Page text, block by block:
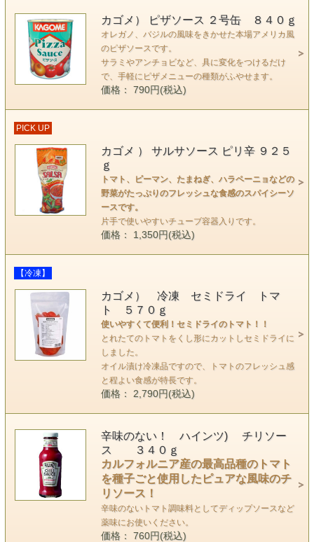
カゴメ） ピザソース ２号缶 ８４０ｇ
オレガノ、バジルの風味をきかせた本場アメリカ風
のピザソースです。
サラミやアンチョビなど、具に変化をつけるだけ
で、手軽にピザメニューの種類がふやせます。
価格： 790円(税込)
PICK UP
カゴメ ） サルサソース ピリ辛 ９２５
ｇ
トマト、ピーマン、たまねぎ、ハラペーニョなどの
野菜がたっぷりのフレッシュな食感のスパイシーソ
ースです。
片手で使いやすいチューブ容器入りです。
価格： 1,350円(税込)
【冷凍】
カゴメ） 冷凍 セミドライ トマ
ト ５７０ｇ
使いやすくて便利！セミドライのトマト！！
とれたてのトマトをくし形にカットしセミドライに
しました。
オイル漬け冷凍品ですので、トマトのフレッシュ感
と程よい食感が特長です。
価格： 2,790円(税込)
辛味のない！ ハインツ) チリソー
ス ３４０ｇ
カルフォルニア産の最高品種のトマト
を種子ごと使用したピュアな風味のチ
リソース！
辛味のないトマト調味料としてディップソースなど
薬味にお使いください。
価格： 760円(税込)